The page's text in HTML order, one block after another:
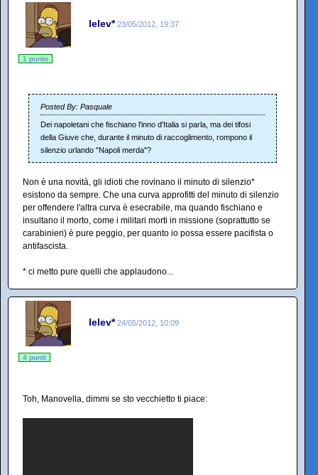
lelev* 23/05/2012, 19:37
1 punto
Posted By: Pasquale
Dei napoletani che fischiano l'inno d'Italia si parla, ma dei tifosi
della Giuve che, durante il minuto di raccoglimento, rompono il
silenzio urlando "Napoli merda"?
Non è una novità, gli idioti che rovinano il minuto di silenzio*
esistono da sempre. Che una curva approfitti del minuto di silenzio
per offendere l'altra curva è esecrabile, ma quando fischiano e
insultano il morto, come i militari morti in missione (soprattutto se
carabinieri) è pure peggio, per quanto io possa essere pacifista o
antifascista.
* ci metto pure quelli che applaudono...
lelev* 24/05/2012, 10:09
4 punti
Toh, Manovella, dimmi se sto vecchietto ti piace: